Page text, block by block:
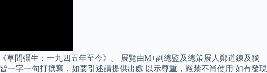
草間彌生：一九四五年至今》。 展覽由M+副總監及總策展人鄭道鍊及獨
一字一句打撰寫，如要引述請提供出處 以示尊重，嚴禁不肖使用 如有發現